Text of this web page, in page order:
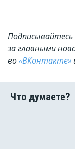
Подписывайтесь
за главными
во«ВКонтакте»